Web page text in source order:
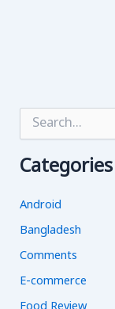
r
f
o
:
Categories
Android
Bangladesh
Comments
E-commerce